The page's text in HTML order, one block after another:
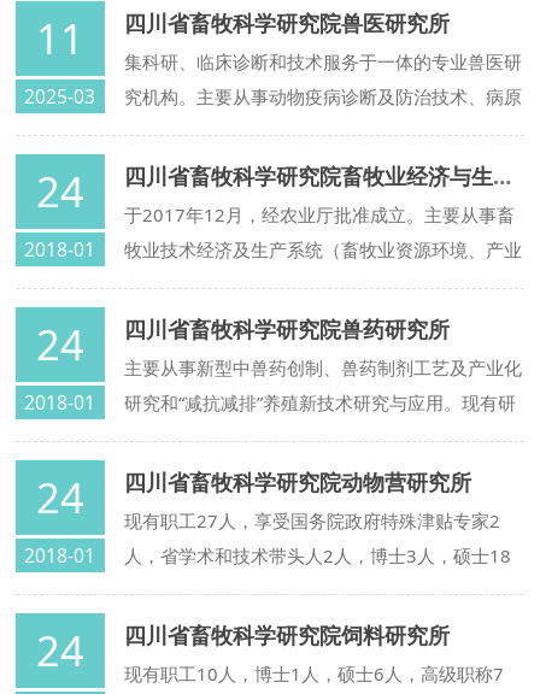
控制技术、整合产业需求与学术资源并提供从基础
研究到成果转化的全程技术支撑。
科院“百人计划”青年领军人才3人，国家绒毛用羊
产业技术体系西昌综合试验站站长1人，国家现代
农业产业技术体系四川肉羊创新团队岗位科学家2
11
2025-03
四川省畜牧科学研究院兽医研究所
集科研、临床诊断和技术服务于一体的专业兽医研
究机构。主要从事动物疫病诊断及防治技术、病原
学与流行病学、生物制剂和减抗替抗药物研发领域
的科研攻关、技术转化、技术服务与技术推广工
作。
24
2018-01
四川省畜牧科学研究院畜牧业经济与生产系统研究所
于2017年12月，经农业厅批准成立。主要从事畜
牧业技术经济及生产系统（畜牧业资源环境、产业
体系、生产体系、经营体系等）研究、决策咨询及
技术推广服务。
24
2018-01
四川省畜牧科学研究院兽药研究所
主要从事新型中兽药创制、兽药制剂工艺及产业化
研究和“减抗减排”养殖新技术研究与应用。现有研
究员2人、副研究员2人，四川省学术和技术带头
人1人、四川省学术与技术带头人后备人选1人，
国家现代农业产业技术体系四川省兽药创新团队工
艺制造研究岗位专家1人。
24
2018-01
四川省畜牧科学研究院动物营研究所
现有职工27人，享受国务院政府特殊津贴专家2
人，省学术和技术带头人2人，博士3人，硕士18
人。主要致力于动物营养、饲料科学及生产实用关
键技术的开发与推广应用工作。
24 四川省畜牧科学研究院饲料研究所
现有职工10人，博士1人，硕士6人，高级职称7